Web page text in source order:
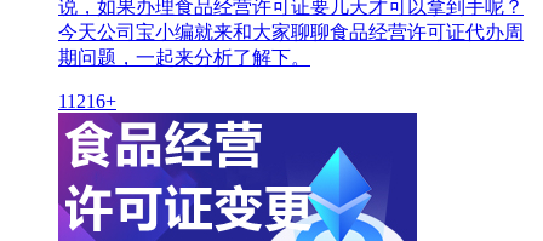
说，如果办理食品经营许可证要几天才可以拿到手呢？
今天公司宝小编就来和大家聊聊食品经营许可证代办周
期问题，一起来分析了解下。
11216+